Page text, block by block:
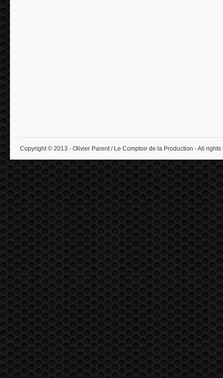
Copyright © 2013 - Olivier Parent / Le Comptoir de la Production - All rights